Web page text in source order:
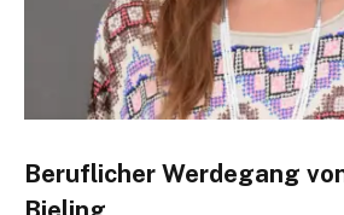
Beruflicher Werdegang